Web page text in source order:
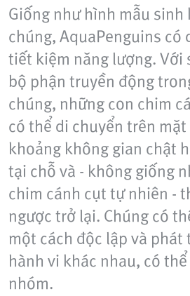
Giống như hình mẫu
chúng, AquaPenguins có
tiết kiệm năng lượng. Với
bộ phận truyền động
chúng, những con chim
có thể di chuyển trên
khoảng không gian chật
tại chỗ và - không giống
chim cánh cụt tự nhiên -
ngược trở lại. Chúng có
một cách độc lập và phát
hành vi khác nhau, có
nhóm.